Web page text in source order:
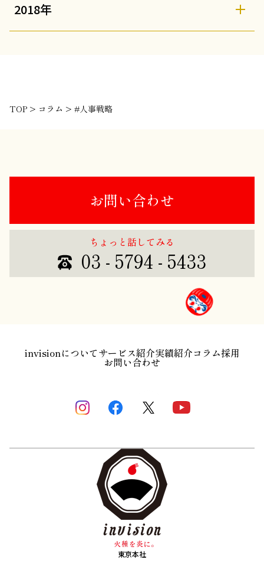
2018年
TOP > コラム > #人事戦略
お問い合わせ
ちょっと話してみる
03 - 5794 - 5433
invisionについてサービス紹介実績紹介コラム採用
お問い合わせ
東京本社